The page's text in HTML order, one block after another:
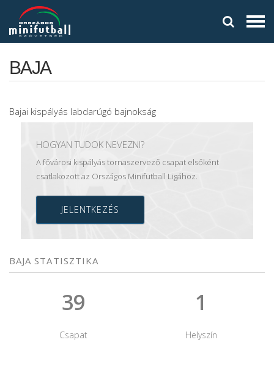
BAJA
Bajai kispályás labdarúgó bajnokság
HOGYAN TUDOK NEVEZNI?
A fővárosi kispályás tornaszervező csapat elsőként
csatlakozott az Országos Minifutball Ligához.
JELENTKEZÉS
BAJA STATISZTIKA
39
Csapat
1
Helyszín